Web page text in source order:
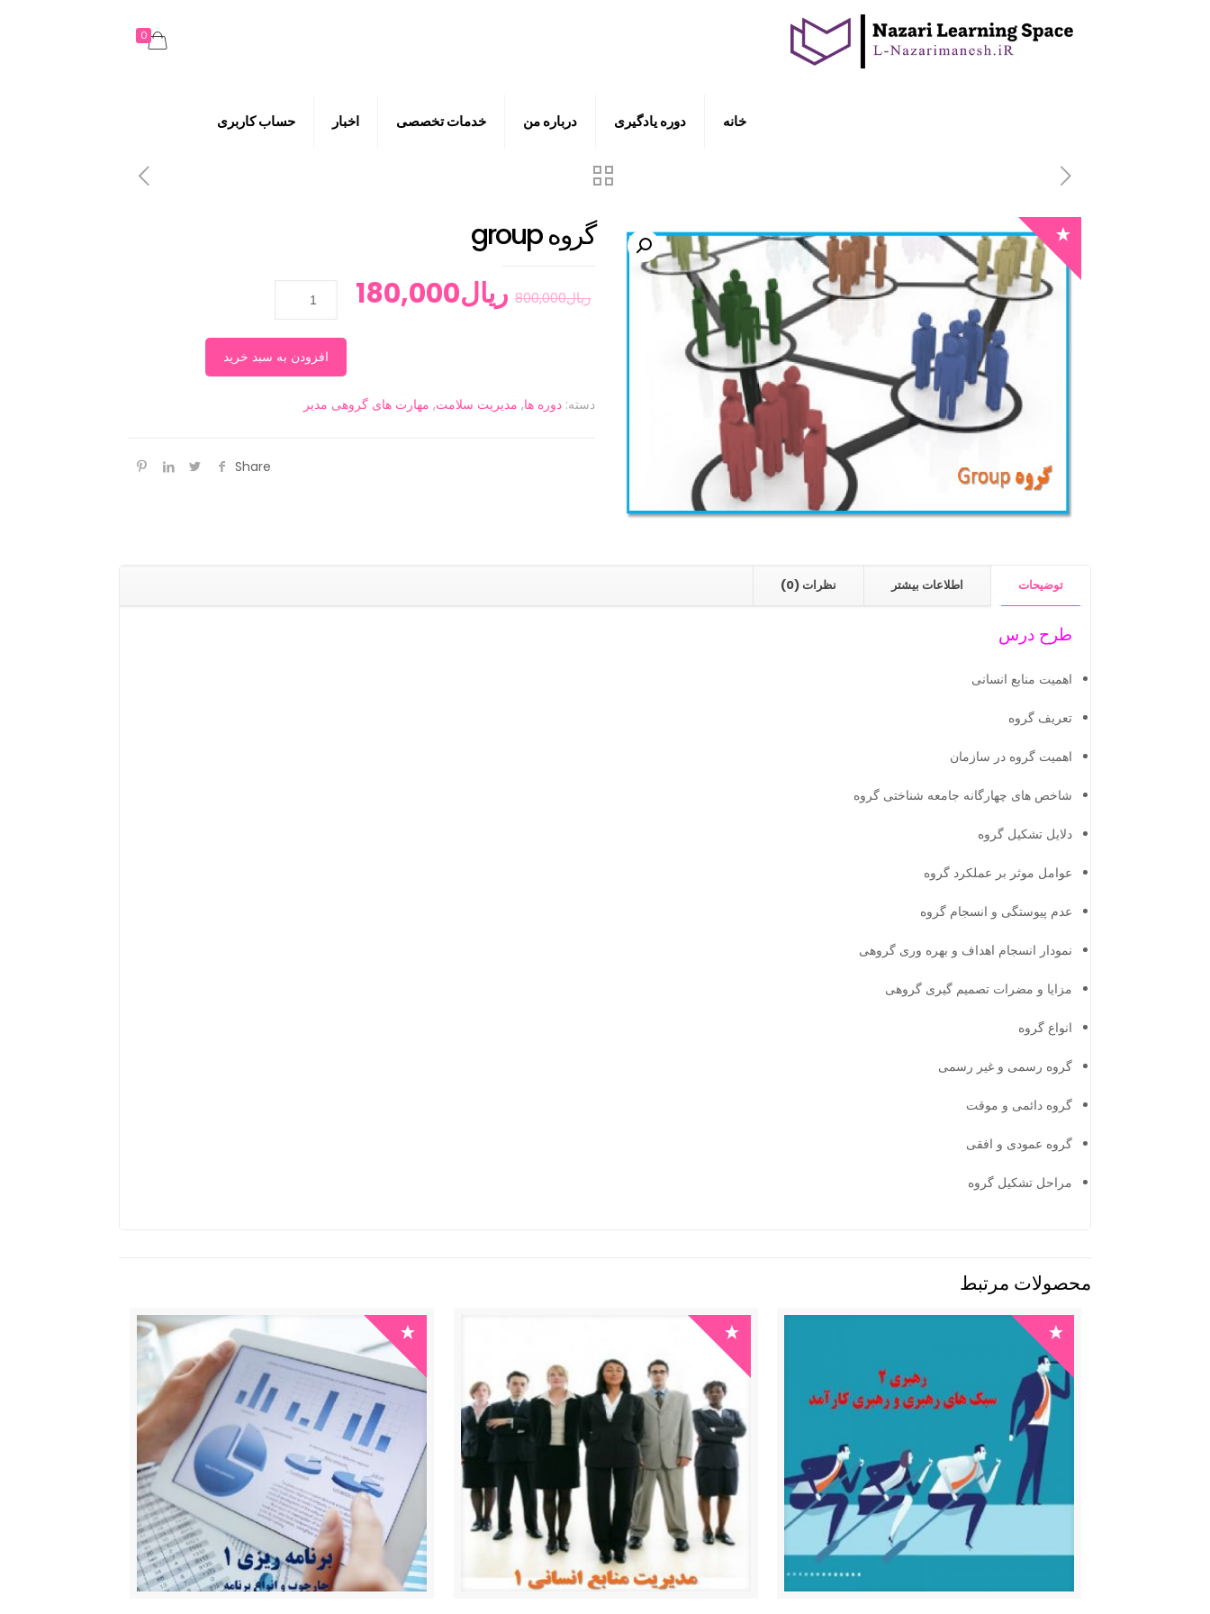
خانه دوره یادگیری درباره من خدمات تخصصی اخبار حساب کاربری
0
گروه group
ریال800,000 ریال180,000
افزودن به سبد خرید
دسته: دوره ها, مدیریت سلامت, مهارت های گروهی مدیر
Share
توضیحات اطلاعات بیشتر نظرات (0)
طرح درس
اهمیت منابع انسانی
تعریف گروه
اهمیت گروه در سازمان
شاخص های چهارگانه جامعه شناختی گروه
دلایل تشکیل گروه
عوامل موثر بر عملکرد گروه
عدم پیوستگی و انسجام گروه
نمودار انسجام اهداف و بهره وری گروهی
مزایا و مضرات تصمیم گیری گروهی
انواع گروه
گروه رسمی و غیر رسمی
گروه دائمی و موقت
گروه عمودی و افقی
مراحل تشکیل گروه
محصولات مرتبط